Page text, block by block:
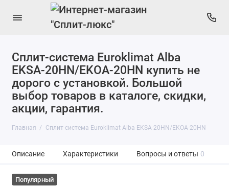
Сплит-система Euroklimat Alba
EKSA-20HN/EKOA-20HN купить не
дорого с установкой. Большой
выбор товаров в каталоге, скидки,
акции, гарантия.
Главная Сплит-система Euroklimat Alba EKSA-20HN/EKOA-20HN
Описание Характеристики Вопросы и ответы 0
Популярный